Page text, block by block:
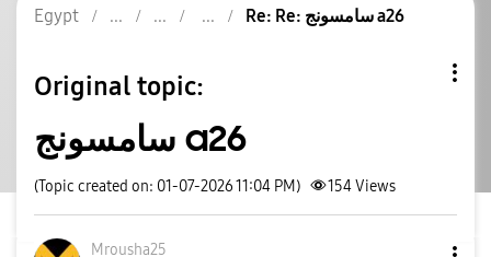
Egypt Re: Re: سامسونج a26
Original topic:
سامسونج a26
(Topic created on: 01-07-2026 11:04 PM) 154Views
Mrousha25